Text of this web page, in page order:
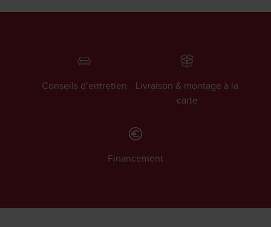
Conseils d’entretien
Livraison & montage à la
carte
Financement